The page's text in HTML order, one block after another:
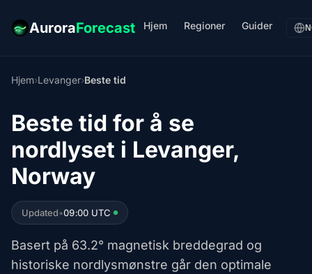
AuroraForecast Hjem Regioner Guider
Hjem›Levanger›Beste tid
Beste tid for å se
nordlyset i Levanger,
Norway
Updated•09:00 UTC
Basert på 63.2° magnetisk breddegrad og
historiske nordlysmønstre går den optimale